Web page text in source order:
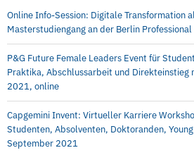
Online Info-Session: Digitale Transformation
Masterstudiengang an der Berlin
P&G Future Female Leaders Event für
Praktika, Abschlussarbeit und
2021, online
Capgemini Invent: Virtueller Karriere
Studenten, Absolventen, Doktoranden,
September 2021